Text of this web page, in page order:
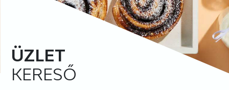
ÜZLET
KERESŐ